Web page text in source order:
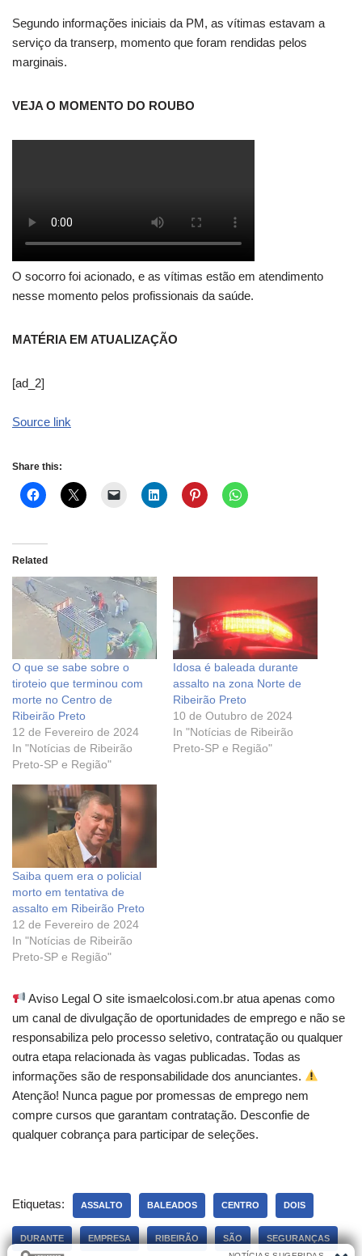
Segundo informações iniciais da PM, as vítimas estavam a
serviço da transerp, momento que foram rendidas pelos
marginais.
VEJA O MOMENTO DO ROUBO
O socorro foi acionado, e as vítimas estão em atendimento
nesse momento pelos profissionais da saúde.
MATÉRIA EM ATUALIZAÇÃO
[ad_2]
Source link
Share this:
Related
O que se sabe sobre o
tiroteio que terminou com
morte no Centro de
Ribeirão Preto
12 de Fevereiro de 2024
In "Notícias de Ribeirão
Preto-SP e Região"
Idosa é baleada durante
assalto na zona Norte de
Ribeirão Preto
10 de Outubro de 2024
In "Notícias de Ribeirão
Preto-SP e Região"
Saiba quem era o policial
morto em tentativa de
assalto em Ribeirão Preto
12 de Fevereiro de 2024
In "Notícias de Ribeirão
Preto-SP e Região"
Aviso Legal O site ismaelcolosi.com.br atua apenas como
um canal de divulgação de oportunidades de emprego e não se
responsabiliza pelo processo seletivo, contratação ou qualquer
outra etapa relacionada às vagas publicadas. Todas as
informações são de responsabilidade dos anunciantes.
Atenção! Nunca pague por promessas de emprego nem
compre cursos que garantam contratação. Desconfie de
qualquer cobrança para participar de seleções.
Etiquetas: ASSALTO BALEADOS CENTRO DOIS
DURANTE EMPRESA RIBEIRÃO SÃO SEGURANÇAS